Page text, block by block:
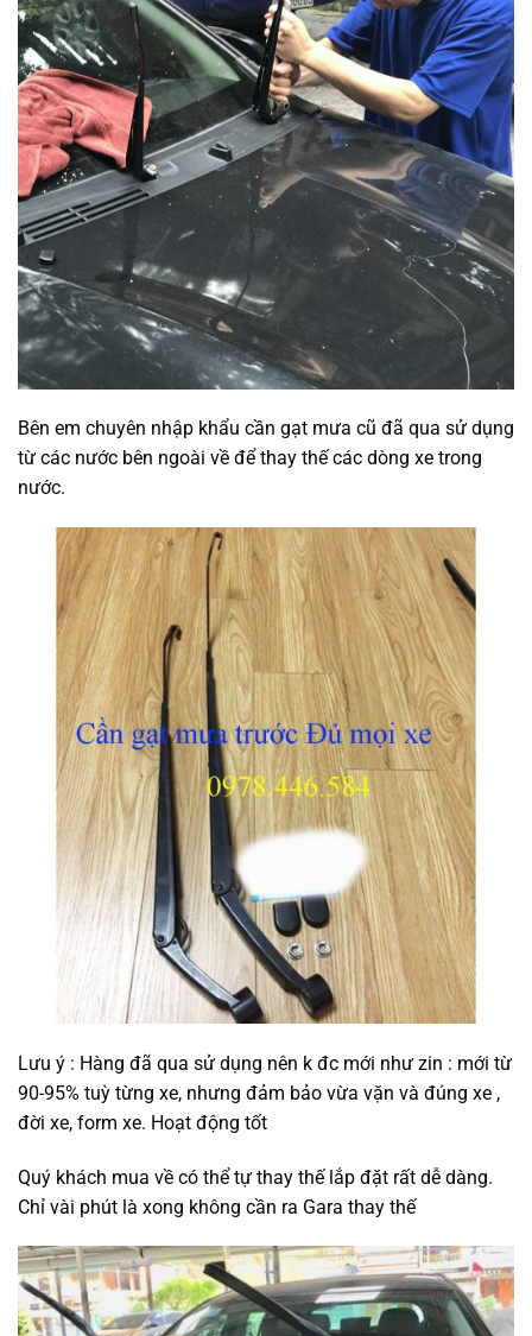
Bên em chuyên nhập khẩu cần gạt mưa cũ đã qua sử dụng
từ các nước bên ngoài về để thay thế các dòng xe trong
nước.
Lưu ý : Hàng đã qua sử dụng nên k đc mới như zin : mới từ
90-95% tuỳ từng xe, nhưng đảm bảo vừa vặn và đúng xe ,
đời xe, form xe. Hoạt động tốt
Quý khách mua về có thể tự thay thế lắp đặt rất dễ dàng.
Chỉ vài phút là xong không cần ra Gara thay thế